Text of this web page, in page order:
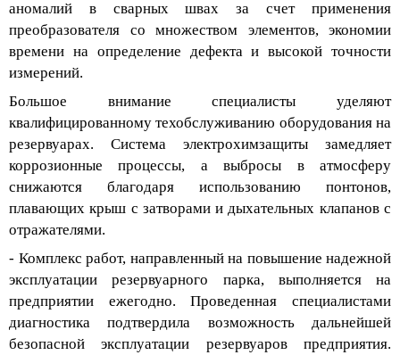
аномалий в сварных швах за счет применения
преобразователя со множеством элементов, экономии
времени на определение дефекта и высокой точности
измерений.
Большое внимание специалисты уделяют
квалифицированному техобслуживанию оборудования на
резервуарах. Система электрохимзащиты замедляет
коррозионные процессы, а выбросы в атмосферу
снижаются благодаря использованию понтонов,
плавающих крыш с затворами и дыхательных клапанов с
отражателями.
- Комплекс работ, направленный на повышение надежной
эксплуатации резервуарного парка,
выполняется
на
предприятии ежегодно. Проведенная специалистами
диагностика подтвердила возможность дальнейшей
безопасной эксплуатации резервуаров предприятия.